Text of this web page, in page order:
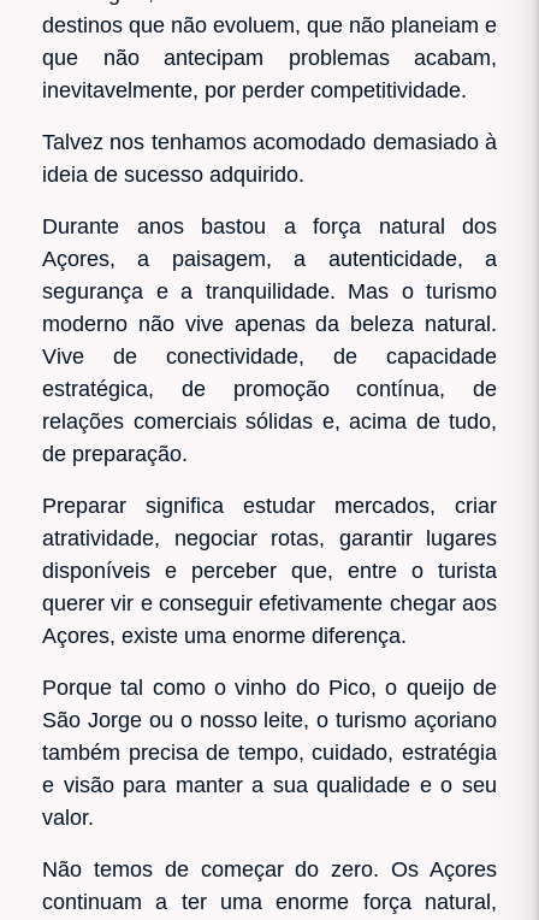
destinos que não evoluem, que não planeiam e
que não antecipam problemas acabam,
inevitavelmente, por perder competitividade.
Talvez nos tenhamos acomodado demasiado à
ideia de sucesso adquirido.
Durante anos bastou a força natural dos
Açores, a paisagem, a autenticidade, a
segurança e a tranquilidade. Mas o turismo
moderno não vive apenas da beleza natural.
Vive de conectividade, de capacidade
estratégica, de promoção contínua, de
relações comerciais sólidas e, acima de tudo,
de preparação.
Preparar significa estudar mercados, criar
atratividade, negociar rotas, garantir lugares
disponíveis e perceber que, entre o turista
querer vir e conseguir efetivamente chegar aos
Açores, existe uma enorme diferença.
Porque tal como o vinho do Pico, o queijo de
São Jorge ou o nosso leite, o turismo açoriano
também precisa de tempo, cuidado, estratégia
e visão para manter a sua qualidade e o seu
valor.
Não temos de começar do zero. Os Açores
continuam a ter uma enorme força natural,